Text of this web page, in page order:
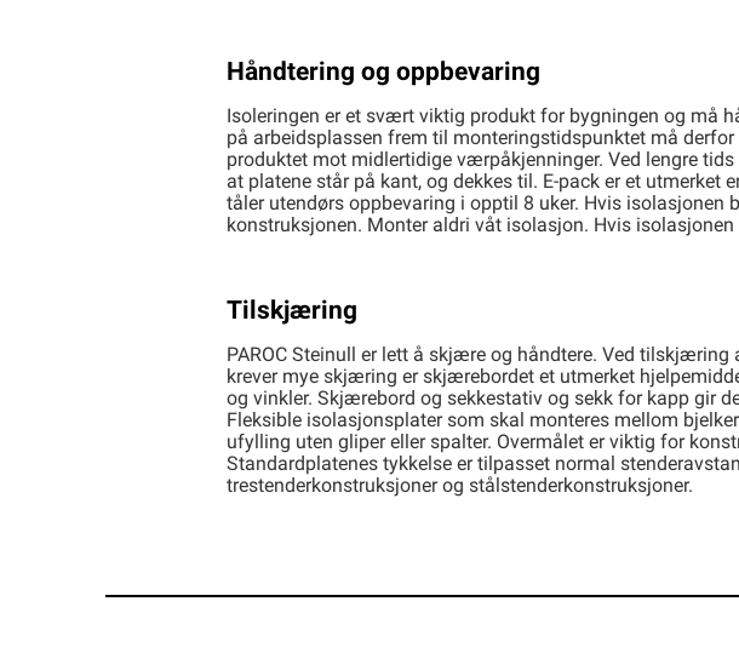
Håndtering og oppbevaring
Isoleringen er et svært viktig produkt for bygningen og må
på arbeidsplassen frem til monteringstidspunktet må
produktet mot midlertidige værpåkjenninger. Ved lengre
at platene står på kant, og dekkes til. E-pack er et
tåler utendørs oppbevaring i opptil 8 uker. Hvis isolasjonen
konstruksjonen. Monter aldri våt isolasjon. Hvis
Tilskjæring
PAROC Steinull er lett å skjære og håndtere. Ved
krever mye skjæring er skjærebordet et utmerket
og vinkler. Skjærebord og sekkestativ og sekk for kapp gir
Fleksible isolasjonsplater som skal monteres mellom
ufylling uten gliper eller spalter. Overmålet er viktig for
Standardplatenes tykkelse er tilpasset normal
trestenderkonstruksjoner og stålstenderkonstruksjoner.